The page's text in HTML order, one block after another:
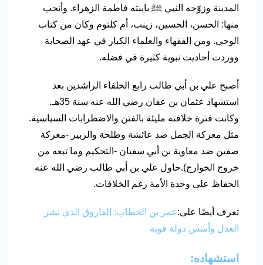
المدينة وزوّجه النبي ﷺ بابنته فاطمة الزهراء. وأنجب
منها: الحسن، الحسين، زينب، أم كلثوم وكان من كتاب
الوحي. ومن الفقهاء والعلماء الكبار في عهد الصحابة
ووردت أحاديث نبوية كثيرة في فضله.
أصبح علي بن أبي طالب رابع الخلفاء الراشدين بعد
استشهاد عثمان بن عفان رضي الله عنه سنة 35هـ.
وكانت فترة خلافته مليئة بالفتن والاضطرابات السياسية.
مثل معركة الجمل ضد عائشة وطلحة والزبير -معركة
صفين ضد معاوية بن أبي سفيان -التحكيم وما تبعه من
خروج الخوارج).حاول علي بن أبي طالب رضي الله عنه
الحفاظ على وحدة الأمة رغم الخلافات.
تعرف أيضًا على:عمر بن الخطاب: الفاروق الذي نشر
العدل وأسس دولة قوية
استشهاده: